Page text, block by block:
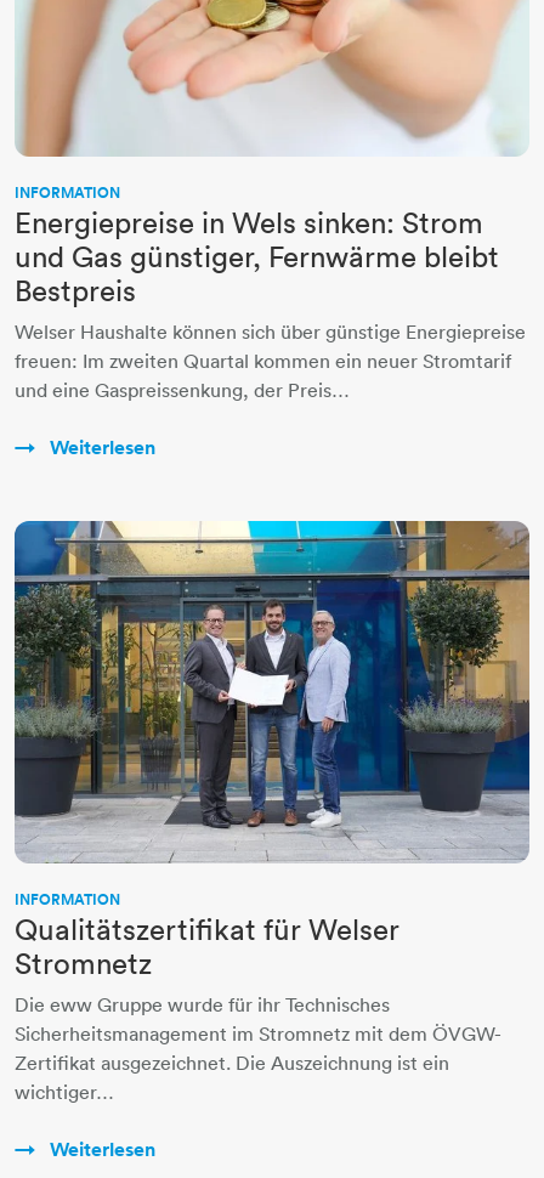
INFORMATION
Energiepreise in Wels sinken: Strom
und Gas günstiger, Fernwärme bleibt
Bestpreis
Welser Haushalte können sich über günstige Energiepreise
freuen: Im zweiten Quartal kommen ein neuer Stromtarif
und eine Gaspreissenkung, der Preis…
Weiterlesen
INFORMATION
Qualitätszertifikat für Welser
Stromnetz
Die eww Gruppe wurde für ihr Technisches
Sicherheitsmanagement im Stromnetz mit dem ÖVGW-
Zertifikat ausgezeichnet. Die Auszeichnung ist ein
wichtiger…
Weiterlesen